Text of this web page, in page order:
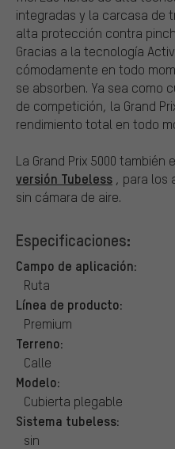
integradas y la carcasa de
alta protección contra
Gracias a la tecnología
cómodamente en todo
se absorben. Ya sea como
de competición, la Grand
rendimiento total en todo
La Grand Prix 5000
versión Tubeless , para los
sin cámara de aire.
Especificaciones:
Campo de aplicación:
Ruta
Línea de producto:
Premium
Terreno:
Calle
Modelo:
Cubierta plegable
Sistema tubeless:
sin